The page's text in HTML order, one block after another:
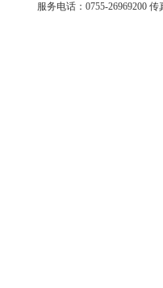
服务电话：0755-26969200 传